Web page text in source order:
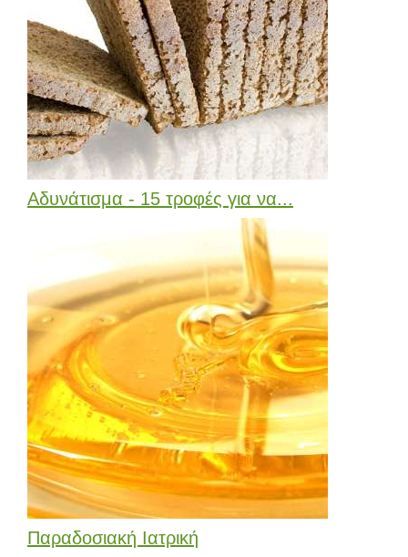
Αδυνάτισμα - 15 τροφές για να...
Παραδοσιακή Ιατρική